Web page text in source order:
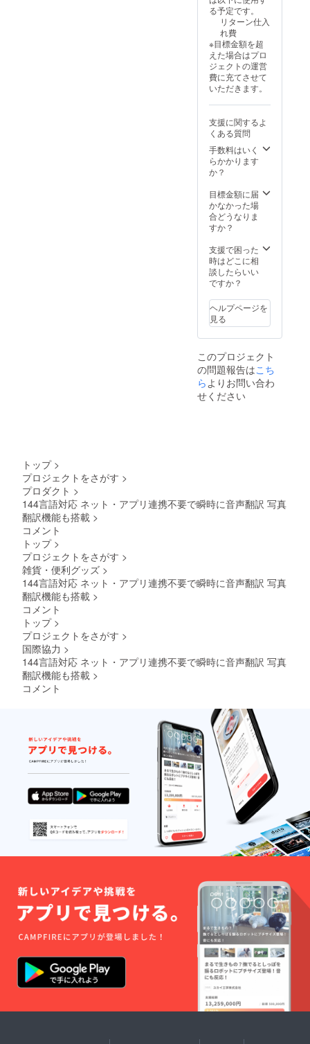
る予定です。
リターン仕入
れ費
※目標金額を超
えた場合はプロ
ジェクトの運営
費に充てさせて
いただきます。
支援に関するよ
くある質問
手数料はいく
らかかります
か？
目標金額に届
かなかった場
合どうなりま
すか？
支援で困った
時はどこに相
談したらいい
ですか？
ヘルプページを
見る
このプロジェクト
の問題報告はこち
ら よりお問い合わ
せください
トップ >
プロジェクトをさがす >
プロダクト >
144言語対応 ネット・アプリ連携不要で瞬時に音声翻訳 写真
翻訳機能も搭載 >
コメント
トップ >
プロジェクトをさがす >
雑貨・便利グッズ >
144言語対応 ネット・アプリ連携不要で瞬時に音声翻訳 写真
翻訳機能も搭載 >
コメント
トップ >
プロジェクトをさがす >
国際協力 >
144言語対応 ネット・アプリ連携不要で瞬時に音声翻訳 写真
翻訳機能も搭載 >
コメント